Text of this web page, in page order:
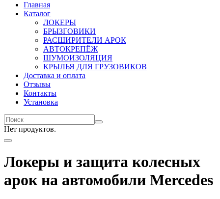
Главная
Каталог
ЛОКЕРЫ
БРЫЗГОВИКИ
РАСШИРИТЕЛИ АРОК
АВТОКРЕПЁЖ
ШУМОИЗОЛЯЦИЯ
КРЫЛЬЯ ДЛЯ ГРУЗОВИКОВ
Доставка и оплата
Отзывы
Контакты
Установка
Нет продуктов.
Локеры и защита колесных
арок на автомобили Mercedes